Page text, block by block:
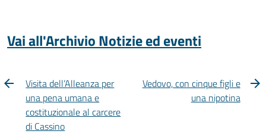
Vai all'Archivio Notizie ed eventi
Visita dell’Alleanza per
una pena umana e
costituzionale al carcere
di Cassino
Vedovo, con cinque figli e
una nipotina